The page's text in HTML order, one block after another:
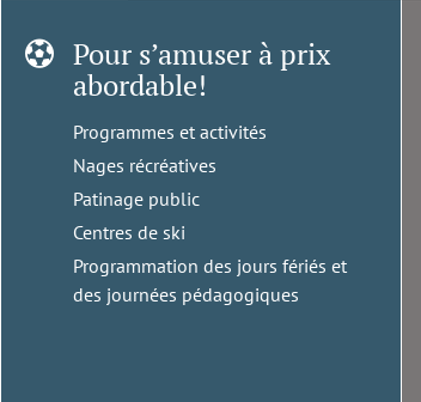
Pour s’amuser à prix
abordable!
Programmes et activités
Nages récréatives
Patinage public
Centres de ski
Programmation des jours fériés et
des journées pédagogiques